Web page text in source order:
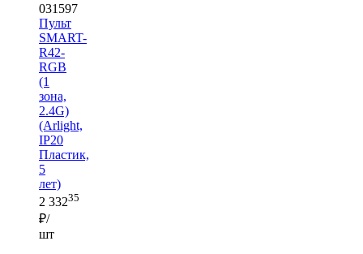
031597
Пульт
SMART-
R42-
RGB
(1
зона,
2.4G)
(Arlight,
IP20
Пластик,
5
лет)
2 33235
₽/
шт